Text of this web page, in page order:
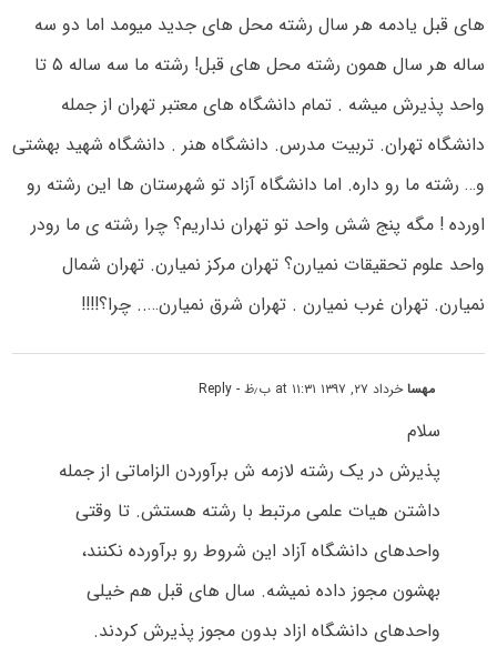
های قبل یادمه هر سال رشته محل های جدید میومد اما دو سه
ساله هر سال همون رشته محل های قبل! رشته ما سه ساله ۵ تا
واحد پذیرش میشه . تمام دانشگاه های معتبر تهران از جمله
دانشگاه تهران. تربیت مدرس. دانشگاه هنر . دانشگاه شهید بهشتی
و… رشته ما رو داره. اما دانشگاه آزاد تو شهرستان ها این رشته رو
اورده ! مگه پنج شش واحد تو تهران نداریم؟ چرا رشته ی ما رودر
واحد علوم تحقیقات نمیارن؟ تهران مرکز نمیارن. تهران شمال
نمیارن. تهران غرب نمیارن . تهران شرق نمیارن….. چرا؟!!!!
مهساخرداد ۲۷, ۱۳۹۷ at ۱۱:۳۱ ب٫ظ - Reply
سلام
پذیرش در یک رشته لازمه ش برآوردن الزاماتی از جمله
داشتن هیات علمی مرتبط با رشته هستش. تا وقتی
واحدهای دانشگاه آزاد این شروط رو برآورده نکنند،
بهشون مجوز داده نمیشه. سال های قبل هم خیلی
واحدهای دانشگاه ازاد بدون مجوز پذیرش کردند.